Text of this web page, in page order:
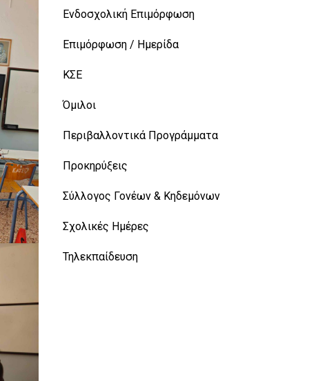
Ενδοσχολική Επιμόρφωση
Επιμόρφωση / Ημερίδα
ΚΣΕ
Όμιλοι
Περιβαλλοντικά Προγράμματα
Προκηρύξεις
Σύλλογος Γονέων & Κηδεμόνων
Σχολικές Ημέρες
Τηλεκπαίδευση